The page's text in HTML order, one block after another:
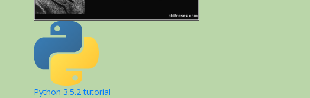
Python 3.5.2 tutorial